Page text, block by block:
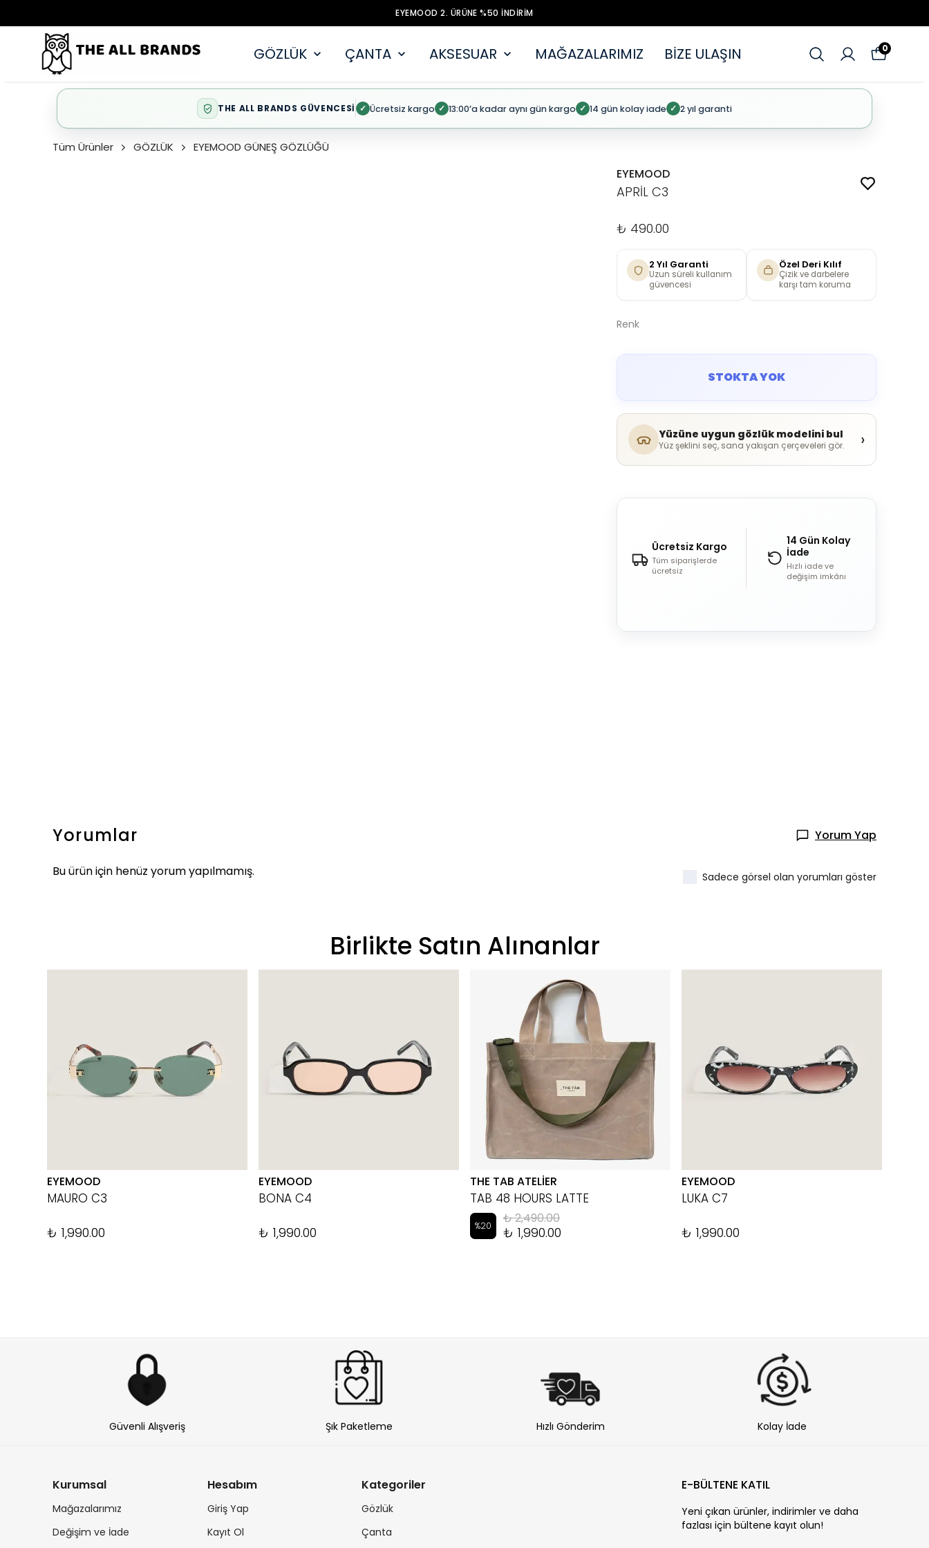
EYEMOOD 2. ÜRÜNE %50 İNDİRİM
GÖZLÜK ÇANTA AKSESUAR MAĞAZALARIMIZ BİZE ULAŞIN 0
THE ALL BRANDS GÜVENCESİ ✓ Ücretsiz kargo ✓ 13:00’a kadar aynı gün kargo ✓ 14 gün kolay iade ✓ 2 yıl garanti
Tüm Ürünler GÖZLÜK EYEMOOD GÜNEŞ GÖZLÜĞÜ
EYEMOOD
APRİL C3
₺ 490.00
2 Yıl Garanti
Uzun süreli kullanım
güvencesi
Özel Deri Kılıf
Çizik ve darbelere
karşı tam koruma
Renk
STOKTA YOK
Yüzüne uygun gözlük modelini bul
Yüz şeklini seç, sana yakışan çerçeveleri gör. ›
Ücretsiz Kargo
Tüm siparişlerde
ücretsiz
14 Gün Kolay
İade
Hızlı iade ve
değişim imkânı
Yorumlar Yorum Yap
Bu ürün için henüz yorum yapılmamış. Sadece görsel olan yorumları göster
Birlikte Satın Alınanlar
EYEMOOD
MAURO C3
₺ 1,990.00
EYEMOOD
BONA C4
₺ 1,990.00
THE TAB ATELİER
TAB 48 HOURS LATTE
%20 ₺ 2,490.00
₺ 1,990.00
EYEMOOD
LUKA C7
₺ 1,990.00
Güvenli Alışveriş Şık Paketleme Hızlı Gönderim Kolay İade
Kurumsal
Mağazalarımız
Değişim ve İade
Hesabım
Giriş Yap
Kayıt Ol
Kategoriler
Gözlük
Çanta
E-BÜLTENE KATIL
Yeni çıkan ürünler, indirimler ve daha
fazlası için bültene kayıt olun!